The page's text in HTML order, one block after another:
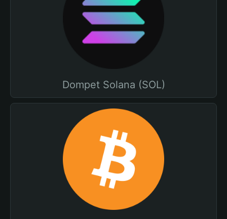
Dompet Solana (SOL)